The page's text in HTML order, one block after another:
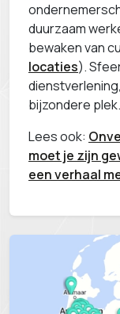
duurzaam
bewaken van
locaties).
bijzondere plek.
Lees ook:
moet je zijn
een verhaal